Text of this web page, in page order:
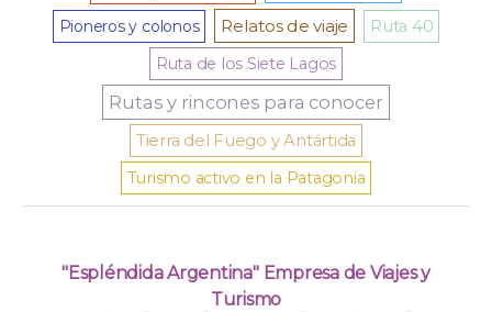
Pioneros y colonos
Relatos de viaje
Ruta 40
Ruta de los Siete Lagos
Rutas y rincones para conocer
Tierra del Fuego y Antártida
Turismo activo en la Patagonia
"Espléndida Argentina" Empresa de Viajes y
Turismo